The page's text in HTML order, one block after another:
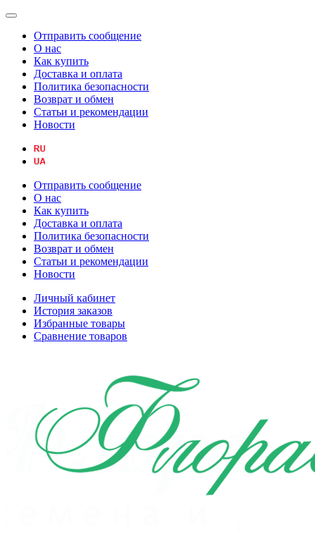
Отправить сообщение
О нас
Как купить
Доставка и оплата
Политика безопасности
Возврат и обмен
Статьи и рекомендации
Новости
Отправить сообщение
О нас
Как купить
Доставка и оплата
Политика безопасности
Возврат и обмен
Статьи и рекомендации
Новости
Личный кабинет
История заказов
Избранные товары
Сравнение товаров